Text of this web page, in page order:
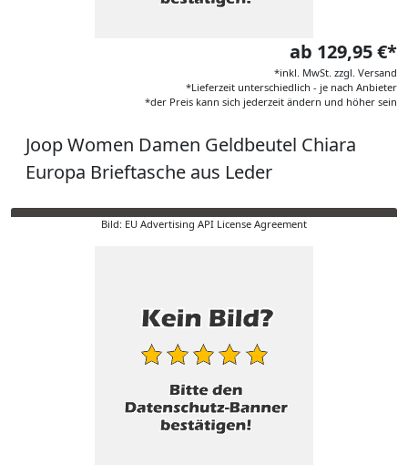
ab 129,95 €*
*inkl. MwSt. zzgl. Versand
*Lieferzeit unterschiedlich - je nach Anbieter
*der Preis kann sich jederzeit ändern und höher sein
Joop Women Damen Geldbeutel Chiara
Europa Brieftasche aus Leder
Bild: EU Advertising API License Agreement